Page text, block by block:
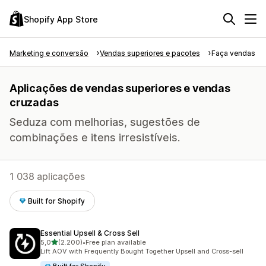
Shopify App Store
Marketing e conversão Vendas superiores e pacotes Faça vendas
Aplicações de vendas superiores e vendas
cruzadas
Seduza com melhorias, sugestões de
combinações e itens irresistíveis.
1 038 aplicações
Built for Shopify
Essential Upsell & Cross Sell
5,0de 5 estrelas
(2.200)
2200 total de avaliações
•Free plan available
Lift AOV with Frequently Bought Together Upsell and Cross-sell